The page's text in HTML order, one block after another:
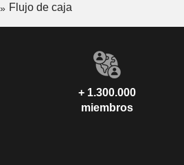
Flujo de caja
+ 1.300.000
miembros